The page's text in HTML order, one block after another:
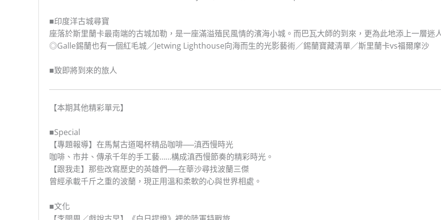
■印度洋古城尋寶
座落於斯里蘭卡最南端的古城加勒，是一座滿溢殖民風情的濱海小城。而巴瓦大師的到來，更為此地添上一層迷
◎Galle錫蘭也有一個紅毛城／Jetwing Lighthouse向海而生的光影藝術／錫蘭寶藏清單／斯里蘭卡vs福爾摩沙
■致即將到來的旅人
【本期其他精彩單元】
■Special
【專題報導】在馬幫古道喝杯精品咖啡──滇西慢時光
咖啡、市井、傳承千年的手工藝……構成滇西慢節奏的精彩時光。
【跟我走】那些改寫歷史的英雄們──在華沙尋找波蘭三傑
曾經承載千斤之重的波蘭，現正用溫和柔軟的心與世界相處。
■文化